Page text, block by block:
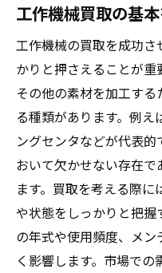
メーカー別の
機械性能と費
専門家の意見
最新技術の採
中古機械選び
機械の価値を引き
査定前に確認
機械のメンテ
付属品と保証
機械の稼働テ
工作機械買取の基
工作機械の買取を成功
かりと押さえることが
その他の素材を加工す
る種類があります。例
ングセンタなどが代表
おいて欠かせない存在で
ます。買取を考える際
や状態をしっかりと把
の年式や使用頻度、メ
く影響します。市場で